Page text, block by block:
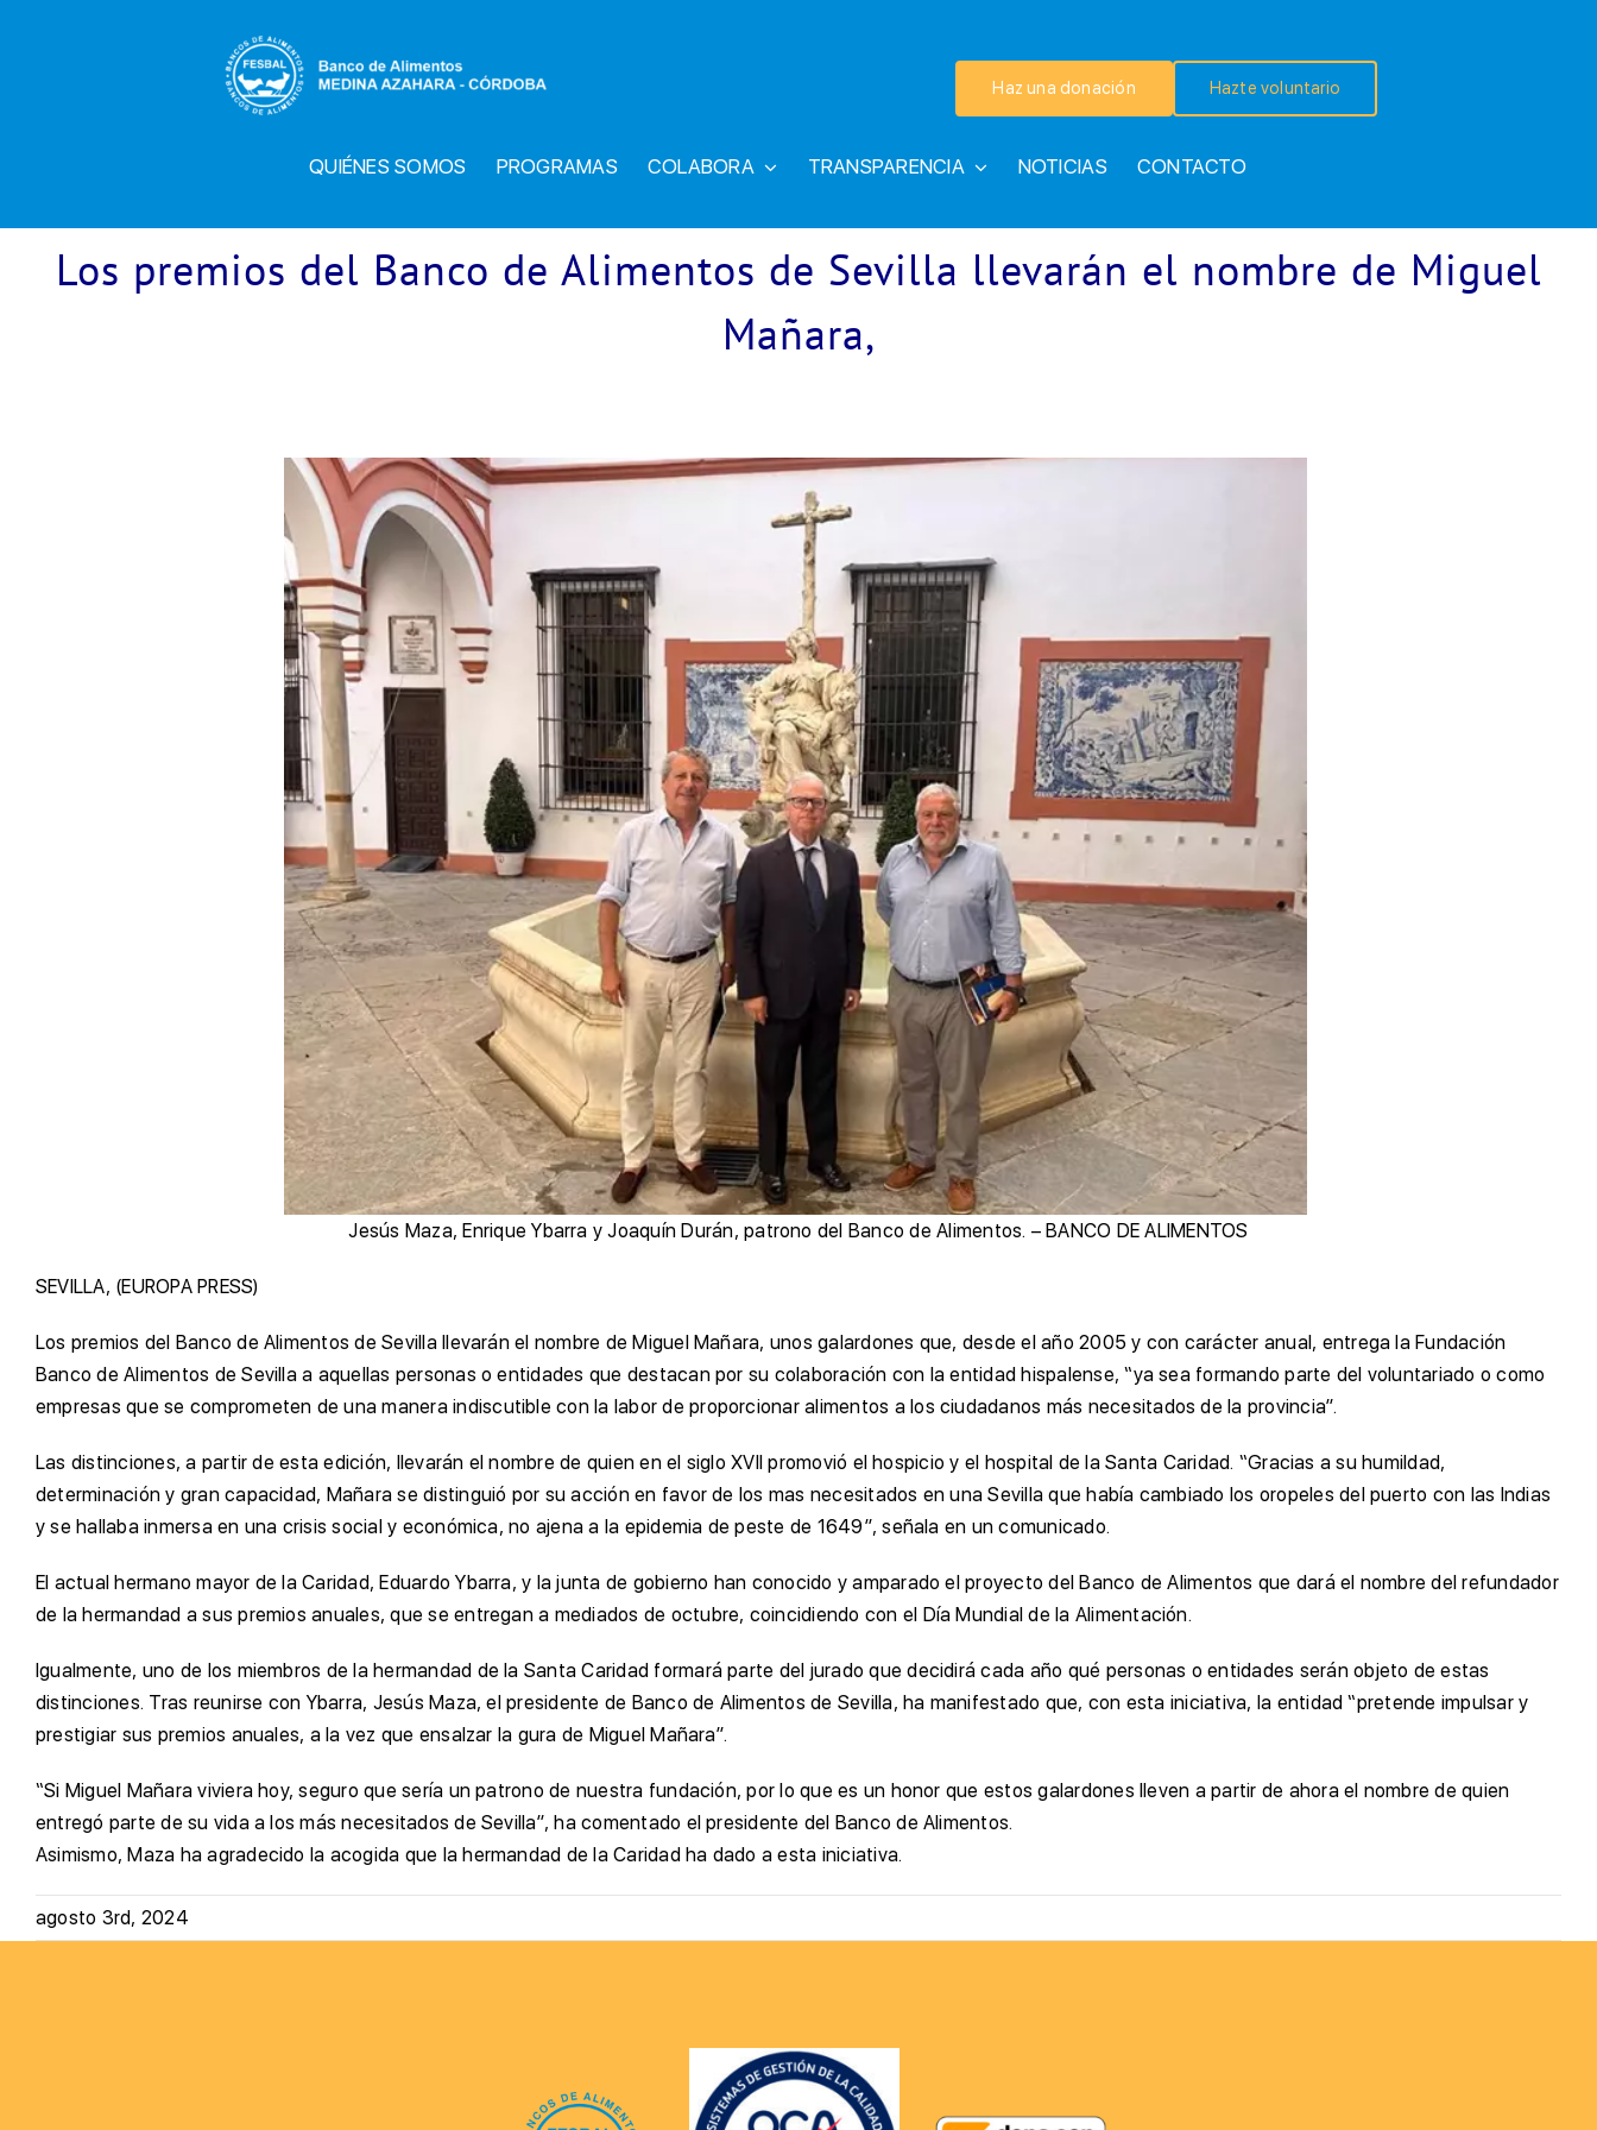
Haz una donación Hazte voluntario
QUIÉNES SOMOS PROGRAMAS COLABORA TRANSPARENCIA NOTICIAS CONTACTO
Los premios del Banco de Alimentos de Sevilla llevarán el nombre de Miguel
Mañara,
Jesús Maza, Enrique Ybarra y Joaquín Durán, patrono del Banco de Alimentos. – BANCO DE ALIMENTOS
SEVILLA, (EUROPA PRESS)
Los premios del Banco de Alimentos de Sevilla llevarán el nombre de Miguel Mañara, unos galardones que, desde el año 2005 y con carácter anual, entrega la Fundación
Banco de Alimentos de Sevilla a aquellas personas o entidades que destacan por su colaboración con la entidad hispalense, “ya sea formando parte del voluntariado o como
empresas que se comprometen de una manera indiscutible con la labor de proporcionar alimentos a los ciudadanos más necesitados de la provincia”.
Las distinciones, a partir de esta edición, llevarán el nombre de quien en el siglo XVII promovió el hospicio y el hospital de la Santa Caridad. “Gracias a su humildad,
determinación y gran capacidad, Mañara se distinguió por su acción en favor de los mas necesitados en una Sevilla que había cambiado los oropeles del puerto con las Indias
y se hallaba inmersa en una crisis social y económica, no ajena a la epidemia de peste de 1649”, señala en un comunicado.
El actual hermano mayor de la Caridad, Eduardo Ybarra, y la junta de gobierno han conocido y amparado el proyecto del Banco de Alimentos que dará el nombre del refundador
de la hermandad a sus premios anuales, que se entregan a mediados de octubre, coincidiendo con el Día Mundial de la Alimentación.
Igualmente, uno de los miembros de la hermandad de la Santa Caridad formará parte del jurado que decidirá cada año qué personas o entidades serán objeto de estas
distinciones. Tras reunirse con Ybarra, Jesús Maza, el presidente de Banco de Alimentos de Sevilla, ha manifestado que, con esta iniciativa, la entidad “pretende impulsar y
prestigiar sus premios anuales, a la vez que ensalzar la gura de Miguel Mañara”.
“Si Miguel Mañara viviera hoy, seguro que sería un patrono de nuestra fundación, por lo que es un honor que estos galardones lleven a partir de ahora el nombre de quien
entregó parte de su vida a los más necesitados de Sevilla”, ha comentado el presidente del Banco de Alimentos.
Asimismo, Maza ha agradecido la acogida que la hermandad de la Caridad ha dado a esta iniciativa.
agosto 3rd, 2024